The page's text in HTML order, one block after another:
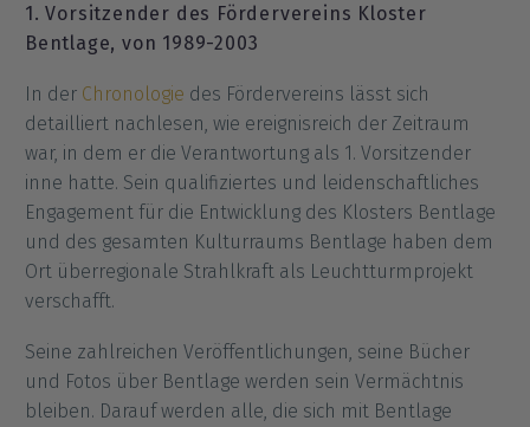
1. Vorsitzender des Fördervereins Kloster
Bentlage, von 1989-2003
In der Chronologie des Fördervereins lässt sich
detailliert nachlesen, wie ereignisreich der Zeitraum
war, in dem er die Verantwortung als 1. Vorsitzender
inne hatte. Sein qualifiziertes und leidenschaftliches
Engagement für die Entwicklung des Klosters Bentlage
und des gesamten Kulturraums Bentlage haben dem
Ort überregionale Strahlkraft als Leuchtturmprojekt
verschafft.
Seine zahlreichen Veröffentlichungen, seine Bücher
und Fotos über Bentlage werden sein Vermächtnis
bleiben. Darauf werden alle, die sich mit Bentlage